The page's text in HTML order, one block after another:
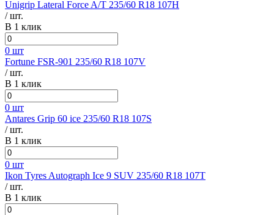
Unigrip Lateral Force A/T 235/60 R18 107H
/ шт.
В 1 клик
0 шт
Fortune FSR-901 235/60 R18 107V
/ шт.
В 1 клик
0 шт
Antares Grip 60 ice 235/60 R18 107S
/ шт.
В 1 клик
0 шт
Ikon Tyres Autograph Ice 9 SUV 235/60 R18 107T
/ шт.
В 1 клик